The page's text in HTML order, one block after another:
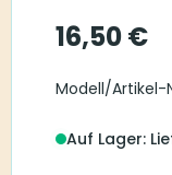
16,50€
Modell/Artikel-
Auf Lager: